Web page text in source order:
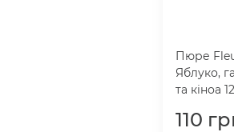
Пюре
Яблуко,
та кіноа
110